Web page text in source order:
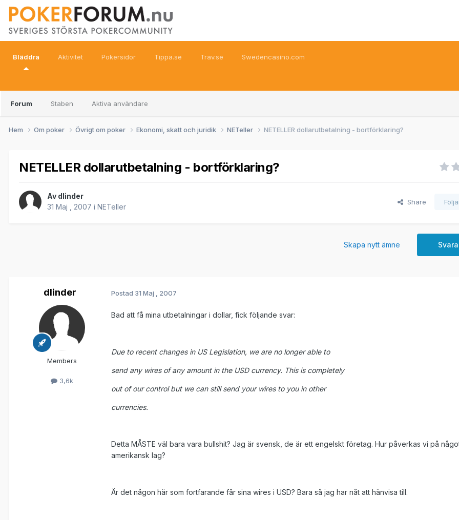
Bläddra
Forum Staben Aktiva användare
Aktivitet Pokersidor Tippa.se Trav.se Swedencasino.com
Hem Om poker Övrigt om poker Ekonomi, skatt och juridik NETeller NETELLER dollarutbetalning - bortförklaring?
NETELLER dollarutbetalning - bortförklaring?
Av dlinder
31 Maj , 2007 i NETeller
Share
Skapa nytt ämne
dlinder
Members
3,6k
Postad 31 Maj , 2007
Bad att få mina utbetalningar i dollar, fick följande svar:
Due to recent changes in US Legislation, we are no longer able to
send any wires of any amount in the USD currency. This is completely
out of our control but we can still send your wires to you in other
currencies.
Detta MÅSTE väl bara vara bullshit? Jag är svensk, de är ett engelskt företag. Hur påverkas vi på
amerikansk lag?
Är det någon här som fortfarande får sina wires i USD? Bara så jag har nåt att hänvisa till.